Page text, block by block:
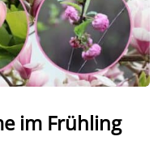
im Frühling